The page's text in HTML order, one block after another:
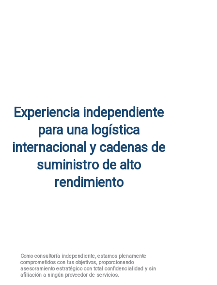
Experiencia independiente
para una logística
internacional y cadenas de
suministro de alto
rendimiento
Como consultoría independiente, estamos plenamente
comprometidos con tus objetivos, proporcionando
asesoramiento estratégico con total confidencialidad y sin
afiliación a ningún proveedor de servicios.